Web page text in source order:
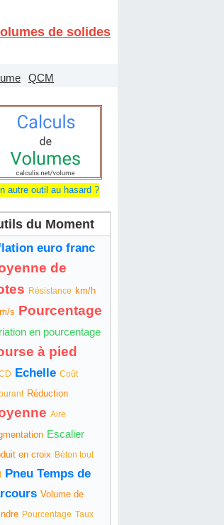
de solides
QCM
autre outil au hasard ?
du Moment
euro franc
de
Résistance km/h
s Pourcentage
en pourcentage
à pied
Echelle Coût
Réduction
Aire
Escalier
en croix Béton tout
Pneu Temps de
Volume de
Pourcentage Taux